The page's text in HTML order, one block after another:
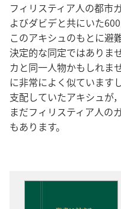
フィリスティア人の都市
よびダビデと共にいた
このアキシュのもとに避
決定的な同定ではありませ
カと同一人物かもしれま
に非常によく似ています
支配していたアキシュが
まだフィリスティア人の
もあります。